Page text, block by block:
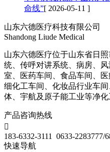
命线”[ 2026-05-11 ]
山东六德医疗科技有限公司
Shandong Liude Medical
山东六德医疗位于山东省日
统、传呼对讲系统、病房、
室、医药车间、食品车间、
细化工车间、化妆品行业车
体、宇航及原子能工业等净化
产品咨询热线

183-6332-3111 0633-2283777/
快速导航